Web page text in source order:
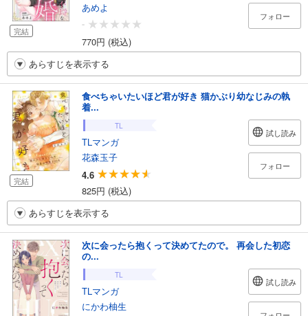
完結
あめよ
-
770円 (税込)
フォロー
あらすじを表示する
完結
食べちゃいたいほど君が好き 猫かぶり幼なじみの執
着...
TL
TLマンガ
花森玉子
4.6
825円 (税込)
試し読み
フォロー
あらすじを表示する
次に会ったら抱くって決めてたので。 再会した初恋
の...
TL
TLマンガ
にかわ柚生
試し読み